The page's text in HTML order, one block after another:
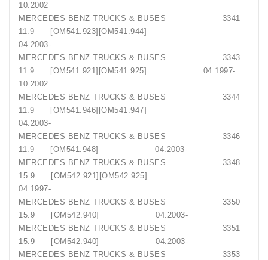
10.2002
MERCEDES BENZ TRUCKS & BUSES 3341
11.9 [OM541.923][OM541.944]
04.2003-
MERCEDES BENZ TRUCKS & BUSES 3343
11.9 [OM541.921][OM541.925] 04.1997-
10.2002
MERCEDES BENZ TRUCKS & BUSES 3344
11.9 [OM541.946][OM541.947]
04.2003-
MERCEDES BENZ TRUCKS & BUSES 3346
11.9 [OM541.948] 04.2003-
MERCEDES BENZ TRUCKS & BUSES 3348
15.9 [OM542.921][OM542.925]
04.1997-
MERCEDES BENZ TRUCKS & BUSES 3350
15.9 [OM542.940] 04.2003-
MERCEDES BENZ TRUCKS & BUSES 3351
15.9 [OM542.940] 04.2003-
MERCEDES BENZ TRUCKS & BUSES 3353